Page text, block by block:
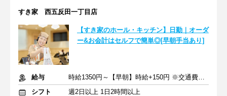
すき家 西五反田一丁目店
【すき家のホール・キッチン】日勤｜オーダ
ー&お会計はセルフで簡単◎[早朝手当あり]
給与
時給1350円～【早朝】時給+150円 ※交通費支給
シフト
週2日以上 1日2時間以上